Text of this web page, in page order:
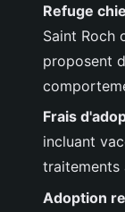
Refuge
Saint Roch
proposent
Frais
incluant
traitements
Adoption